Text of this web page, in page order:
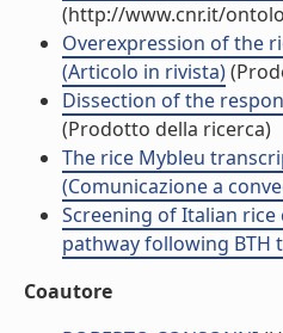
(http://www.cnr.it/
Overexpression of the
(Articolo in rivista)
Dissection of the
(Prodotto della ricerca)
The rice Mybleu
(Comunicazione a
Screening of Italian rice
pathway following BTH
Coautore